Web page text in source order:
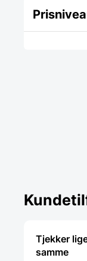
Tjekker
samme